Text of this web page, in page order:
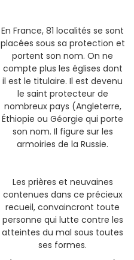
En France, 81 localités se sont
placées sous sa protection et
portent son nom. On ne
compte plus les églises dont
il est le titulaire. Il est devenu
le saint protecteur de
nombreux pays (Angleterre,
Éthiopie ou Géorgie qui porte
son nom. Il figure sur les
armoiries de la Russie.
Les prières et neuvaines
contenues dans ce précieux
recueil, convaincront toute
personne qui lutte contre les
atteintes du mal sous toutes
ses formes.